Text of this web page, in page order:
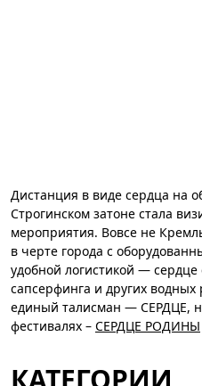
Дистанция в виде сердца на
Строгинском затоне стала
мероприятия. Вовсе не
в черте города с
удобной логистикой —
сапсерфинга и других
единый талисман — СЕРДЦЕ,
фестивалях – СЕРДЦЕ РОДИНЫ